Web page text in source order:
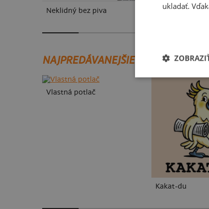
Neklidný bez piva Vo forme
NAJPREDÁVANEJŠIE POTLAČE
Vlastná potlač
Kakat-du
ukladať.